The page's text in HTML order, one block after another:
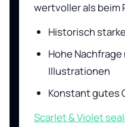
wertvoller als beim
Historisch
Hohe
Illustrationen
Konstant gutes
Scarlet & Violet